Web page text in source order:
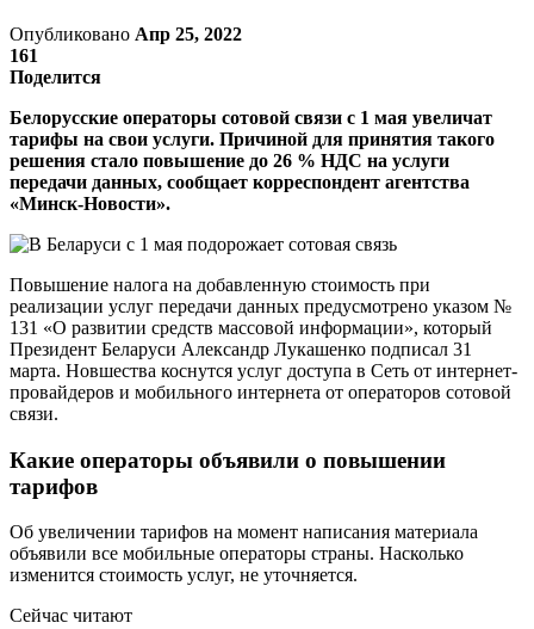
Опубликовано Апр 25, 2022
161
Поделится
Белорусские операторы сотовой связи с 1 мая увеличат
тарифы на свои услуги. Причиной для принятия такого
решения стало повышение до 26 % НДС на услуги
передачи данных, сообщает корреспондент агентства
«Минск-Новости».
Повышение налога на добавленную стоимость при
реализации услуг передачи данных предусмотрено указом №
131 «О развитии средств массовой информации», который
Президент Беларуси Александр Лукашенко подписал 31
марта. Новшества коснутся услуг доступа в Сеть от интернет-
провайдеров и мобильного интернета от операторов сотовой
связи.
Какие операторы объявили о повышении
тарифов
Об увеличении тарифов на момент написания материала
объявили все мобильные операторы страны. Насколько
изменится стоимость услуг, не уточняется.
Сейчас читают